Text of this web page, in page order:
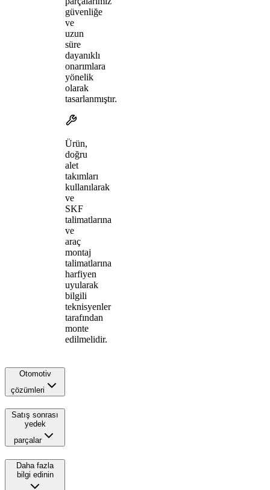
güvenliğe
ve
uzun
süre
dayanıklı
onarımlara
yönelik
olarak
tasarlanmıştır.
Ürün,
doğru
alet
takımları
kullanılarak
ve
SKF
talimatlarına
ve
araç
montaj
talimatlarına
harfiyen
uyularak
bilgili
teknisyenler
tarafından
monte
edilmelidir.
Otomotiv
çözümleri
Satış sonrası
yedek
parçalar
Daha fazla
bilgi edinin